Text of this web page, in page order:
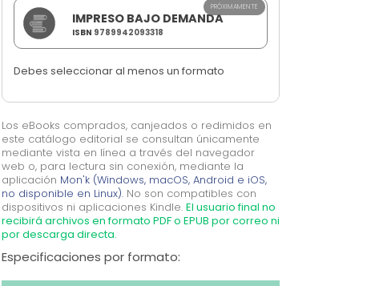
IMPRESO BAJO DEMANDA
ISBN 9789942093318
PRÓXIMAMENTE
Debes seleccionar al menos un formato
Los eBooks comprados, canjeados o redimidos en
este catálogo editorial se consultan únicamente
mediante vista en línea a través del navegador
web o, para lectura sin conexión, mediante la
aplicación Mon'k (Windows, macOS, Android e iOS,
no disponible en Linux).No son compatibles con
dispositivos ni aplicaciones Kindle. El usuario final no
recibirá archivos en formato PDF o EPUB por correo ni
por descarga directa.
Especificaciones por formato: